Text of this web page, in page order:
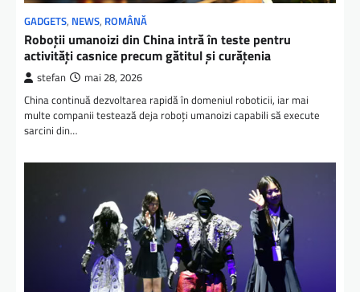
GADGETS, NEWS, ROMÂNĂ
Roboții umanoizi din China intră în teste pentru
activități casnice precum gătitul și curățenia
stefan mai 28, 2026
China continuă dezvoltarea rapidă în domeniul roboticii, iar mai
multe companii testează deja roboți umanoizi capabili să execute
sarcini din…